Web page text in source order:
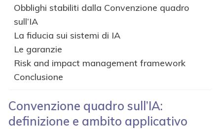
Obblighi stabiliti dalla Convenzione quadro
sull’IA
La fiducia sui sistemi di IA
Le garanzie
Risk and impact management framework
Conclusione
Convenzione quadro sull’IA:
definizione e ambito applicativo